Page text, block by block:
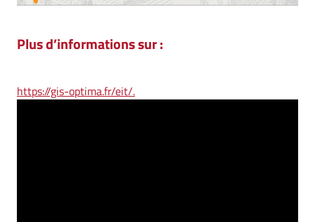
Plus d’informations sur :
https://gis-optima.fr/eit/.